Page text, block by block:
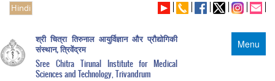
Hindi
Menu
श्री चित्रा तिरुनाल आयुर्विज्ञान और प्रौद्योगिकी
संस्थान, त्रिवेंद्रम
Sree Chitra Tirunal Institute for Medical
Sciences and Technology, Trivandrum